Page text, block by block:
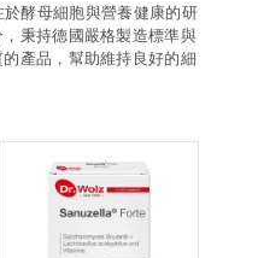
酵母細胞與營養健康的研
秉持德國嚴格製造標準與
產品，幫助維持良好的細